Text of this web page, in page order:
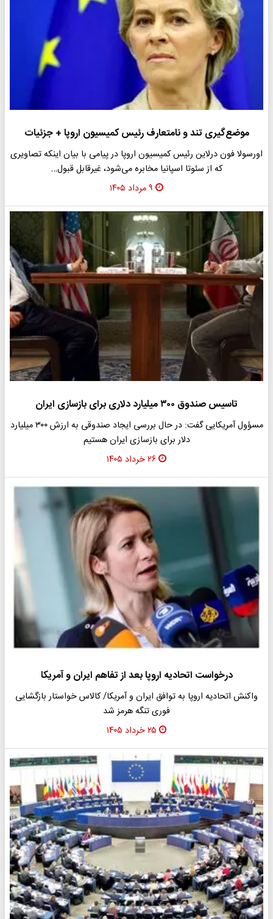
موضع‌گیری تند و نامتعارف رئیس کمیسیون اروپا + جزئیات
اورسولا فون درلاین رئیس کمیسیون اروپا در پیامی با بیان اینکه تصاویری
که از سئوتا اسپانیا مخابره می‌شود، غیرقابل قبول…
۹ مرداد ۱۴۰۵
تاسیس صندوق ۳۰۰ میلیارد دلاری برای بازسازی ایران
مسؤول آمریکایی گفت: در حال بررسی ایجاد صندوقی به ارزش ۳۰۰ میلیارد
دلار برای بازسازی ایران هستیم
۲۶ خرداد ۱۴۰۵
درخواست اتحادیه اروپا بعد از تفاهم ایران و آمریکا
واکنش اتحادیه اروپا به توافق ایران و آمریکا/ کالاس خواستار بازگشایی
فوری تنگه هرمز شد
۲۵ خرداد ۱۴۰۵